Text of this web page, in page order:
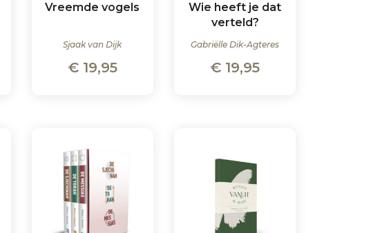
Vreemde vogels
Sjaak van Dijk
€19,95
Wie heeft je dat
verteld?
Gabriëlle Dik-Agteres
€ 19,95